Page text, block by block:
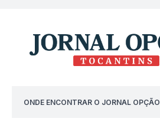
ONDE ENCONTRAR O JORNAL OPÇÃO